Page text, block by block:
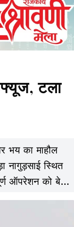
टला
भय का माहौल
नागुड़साई स्थित
ऑपरेशन को बेहद